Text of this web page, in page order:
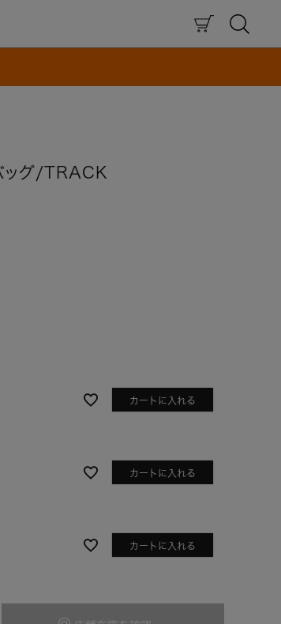
ネイビー
ッグ/TRACK
×
カートに入れる
カートに入れる
カートに入れる